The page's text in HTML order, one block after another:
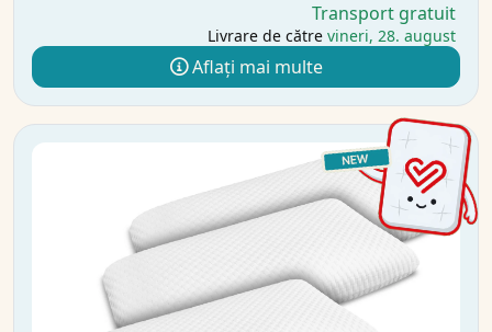
Transport gratuit
Livrare de către vineri, 28. august
Aflați mai multe